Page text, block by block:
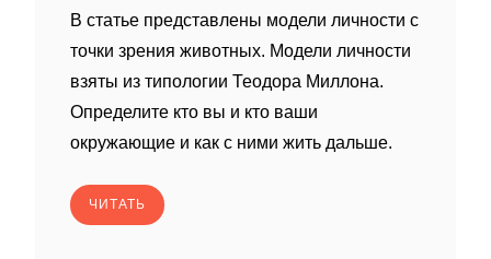
В статье представлены модели личности с
точки зрения животных. Модели личности
взяты из типологии Теодора Миллона.
Определите кто вы и кто ваши
окружающие и как с ними жить дальше.
ЧИТАТЬ